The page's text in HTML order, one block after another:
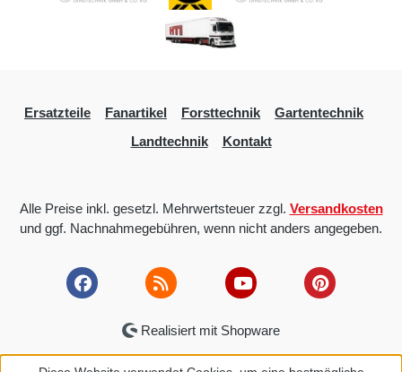
Ersatzteile Fanartikel Forsttechnik
Gartentechnik
Landtechnik
Kontakt
Alle Preise inkl. gesetzl. Mehrwertsteuer zzgl. Versandkosten
und ggf. Nachnahmegebühren, wenn nicht anders angegeben.
Realisiert mit Shopware